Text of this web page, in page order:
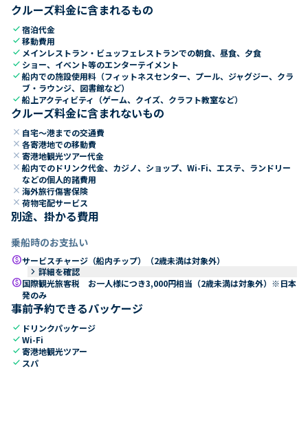
クルーズ料金に含まれるもの
check宿泊代金
check移動費用
check メインレストラン・ビュッフェレストランでの朝食、昼食、夕食
check ショー、イベント等のエンターテイメント
check船内での施設使用料（フィットネスセンター、プール、ジャグジー、クラ
ブ・ラウンジ、図書館など）
check船上アクティビティ（ゲーム、クイズ、クラフト教室など）
クルーズ料金に含まれないもの
close 自宅～港までの交通費
close 各寄港地での移動費
close 寄港地観光ツアー代金
close 船内でのドリンク代金、カジノ、ショップ、Wi-Fi、エステ、ランドリー
などの個人的諸費用
close 海外旅行傷害保険
close 荷物宅配サービス
別途、掛かる費用
乗船時のお支払い
paidサービスチャージ（船内チップ）（2歳未満は対象外）
keyboard_arrow_right 詳細を確認
paid国際観光旅客税 お一人様につき3,000円相当（2歳未満は対象外）※日本
発のみ
事前予約できるパッケージ
check ドリンクパッケージ
checkWi-Fi
check寄港地観光ツアー
check スパ